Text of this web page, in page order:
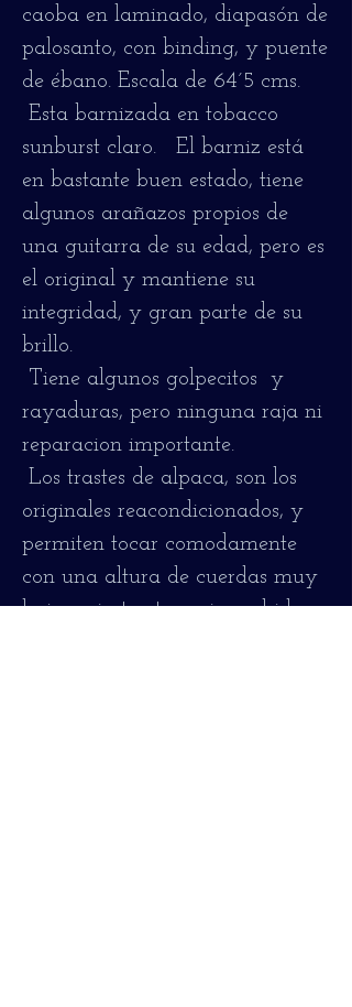
caoba en laminado, diapasón de
palosanto, con binding, y puente
de ébano. Escala de 64´5 cms.
Esta barnizada en tobacco
sunburst claro. El barniz está
en bastante buen estado, tiene
algunos arañazos propios de
una guitarra de su edad, pero es
el original y mantiene su
integridad, y gran parte de su
brillo.
Tiene algunos golpecitos y
rayaduras, pero ninguna raja ni
reparacion importante.
Los trastes de alpaca, son los
originales reacondicionados, y
permiten tocar comodamente
con una altura de cuerdas muy
baja y sin trasteos ni zumbidos.